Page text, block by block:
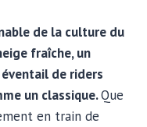
de la culture du
fraîche, un
de riders
un classique.Que
en train de